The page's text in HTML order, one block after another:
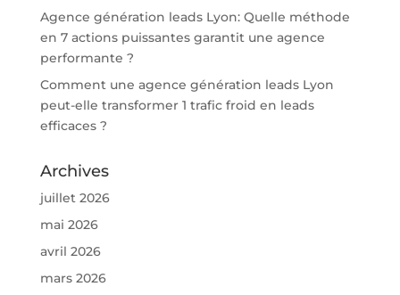
Agence génération leads Lyon: Quelle méthode
en 7 actions puissantes garantit une agence
performante ?
Comment une agence génération leads Lyon
peut-elle transformer 1 trafic froid en leads
efficaces ?
Archives
juillet 2026
mai 2026
avril 2026
mars 2026